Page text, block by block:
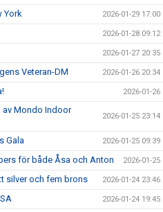
York 2026-01-29 17:00
2026-01-28 09:12
2026-01-27 20:35
Veteran-DM 2026-01-26 20:34
2026-01-26
av Mondo Indoor
2026-01-25 23:14
Gala 2026-01-25 09:39
för både Åsa och Anton 2026-01-25
silver och fem brons 2026-01-24 23:46
2026-01-24 19:45